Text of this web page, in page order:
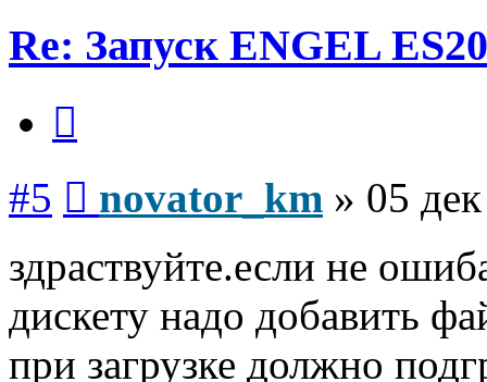
Re: Запуск ENGEL
#5 novator_km » 05
здраствуйте.если не
дискету надо добавить
при загрузке должно